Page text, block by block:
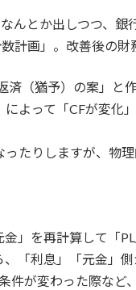
んとか出しつつ、銀
計画」。改善後の財
（猶予）の案」と
よって「CFが変化
たりしますが、物
」を再計算して「PL
「利息」「元金」
件が変わった際など